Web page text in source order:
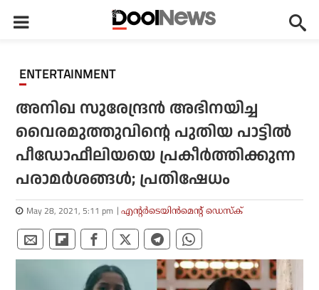
ENTERTAINMENT
അനിഖ സുരേന്ദ്രന്‍ അഭിനയിച്ച
വൈരമുത്തുവിന്റെ പുതിയ പാട്ടില്‍
പീഡോഫീലിയയെ പ്രകീര്‍ത്തിക്കുന്ന
പരാമര്‍ശങ്ങള്‍; പ്രതിഷേധം
May 28, 2021, 5:11 pm എന്റര്‍ടെയിന്‍മെന്റ് ഡെസ്‌ക്